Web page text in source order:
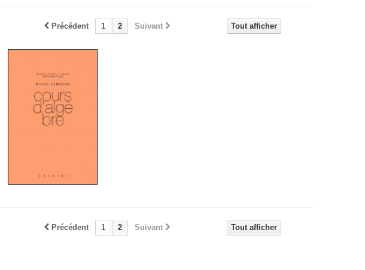
Tout afficher
Précédent 1 2 Suivant
Tout afficher
Précédent 1 2 Suivant